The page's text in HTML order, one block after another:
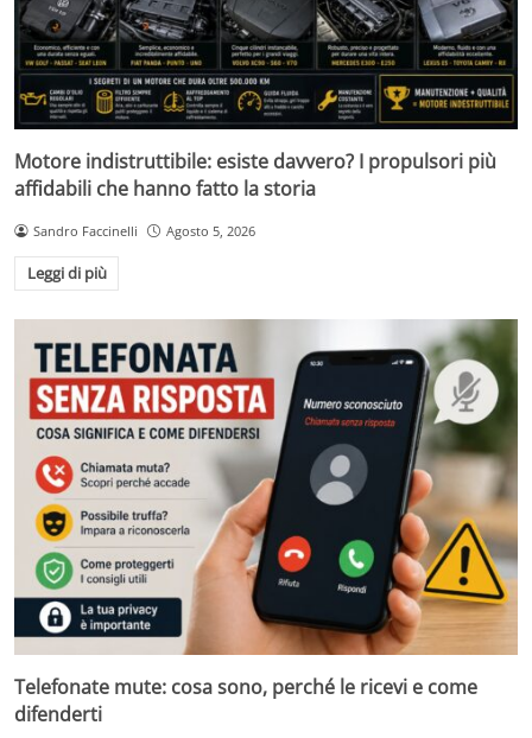
Motore indistruttibile: esiste davvero? I propulsori più
affidabili che hanno fatto la storia
Sandro Faccinelli Agosto 5, 2026
Leggi di più
Telefonate mute: cosa sono, perché le ricevi e come
difenderti